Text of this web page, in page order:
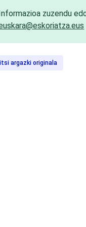
zuzendu
argazki originala